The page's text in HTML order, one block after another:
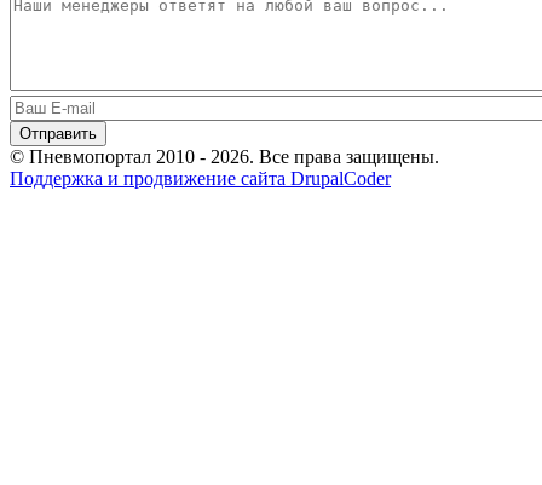
© Пневмопортал 2010 - 2026. Все права защищены.
Поддержка и продвижение сайта DrupalCoder